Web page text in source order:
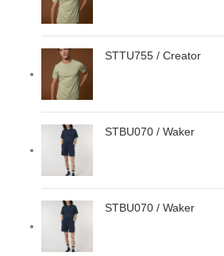
STTU755 / Creator
STBU070 / Waker
STBU070 / Waker